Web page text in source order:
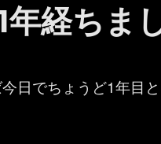
経ちま
日でちょうど1年目と